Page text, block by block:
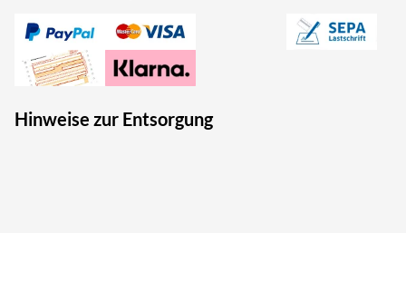
Hinweise zur Entsorgung